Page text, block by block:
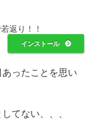
返り！！
インストール
ったことを思い
てない、、、